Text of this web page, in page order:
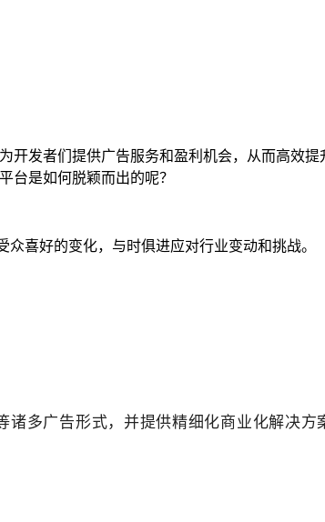
开发者们提供广告服务和盈利机会，从而高效提
台是如何脱颖而出的呢？
喜好的变化，与时俱进应对行业变动和挑战。
多广告形式，并提供精细化商业化解决方